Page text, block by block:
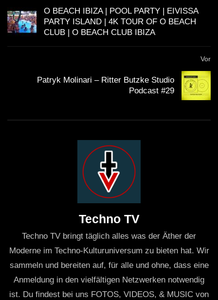
O BEACH IBIZA | POOL PARTY | EIVISSA
PARTY ISLAND | 4K TOUR OF O BEACH
CLUB | O BEACH CLUB IBIZA
Vor
Patryk Molinari – Ritter Butzke Studio
Podcast #29
Techno TV
Techno TV bringt täglich alles was der Äther der
Moderne im Techno-Kulturuniversum zu bieten hat. Wir
sammeln und bereiten auf, für alle und ohne, dass eine
Anmeldung in den vielfältigen Netzwerken notwendig
ist. Du findest bei uns FOTOS, VIDEOS, & MUSIC von